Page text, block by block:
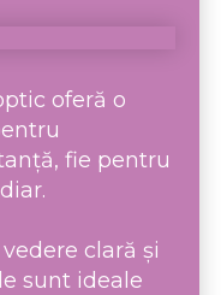
oferă o
fie pentru
clară și
sunt ideale